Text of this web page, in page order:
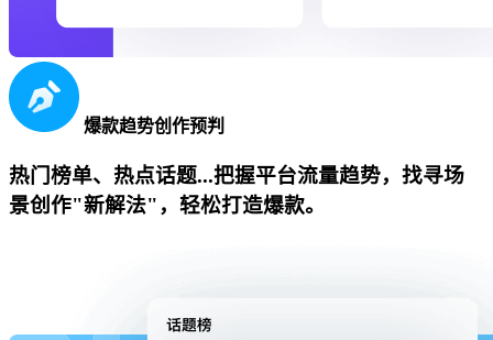
爆款趋势创作预判
热门榜单、热点话题...把握平台流量趋势，找寻场
景创作"新解法"，轻松打造爆款。